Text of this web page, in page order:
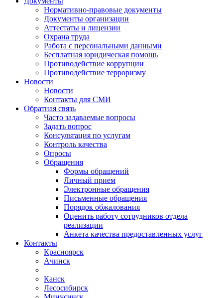
Нормативно-правовые документы
Документы организации
Аттестаты и лицензии
Охрана труда
Работа с персональными данными
Бесплатная юридическая помощь
Противодействие коррупции
Противодействие терроризму
Новости
Новости
Контакты для СМИ
Обратная связь
Часто задаваемые вопросы
Задать вопрос
Консультация по услугам
Контроль качества
Опросы
Обращения
Формы обращений
Личный прием
Электронные обращения
Письменные обращения
Порядок обжалования
Оценить работу сотрудников отдела
реализации
Анкета качества предоставленных услуг
Контакты
Красноярск
Ачинск
Канск
Лесосибирск